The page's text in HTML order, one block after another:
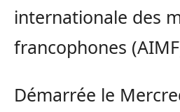
internationale des
francophones
Démarrée le